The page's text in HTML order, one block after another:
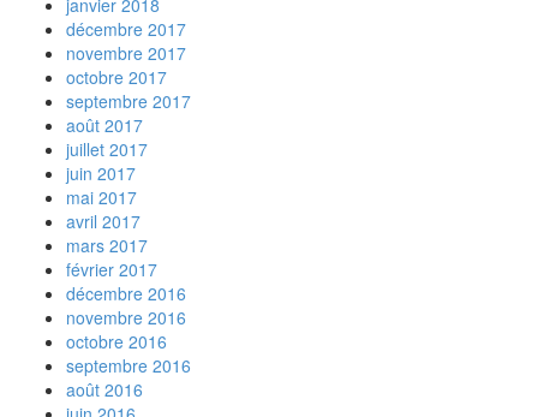
janvier 2018
décembre 2017
novembre 2017
octobre 2017
septembre 2017
août 2017
juillet 2017
juin 2017
mai 2017
avril 2017
mars 2017
février 2017
décembre 2016
novembre 2016
octobre 2016
septembre 2016
août 2016